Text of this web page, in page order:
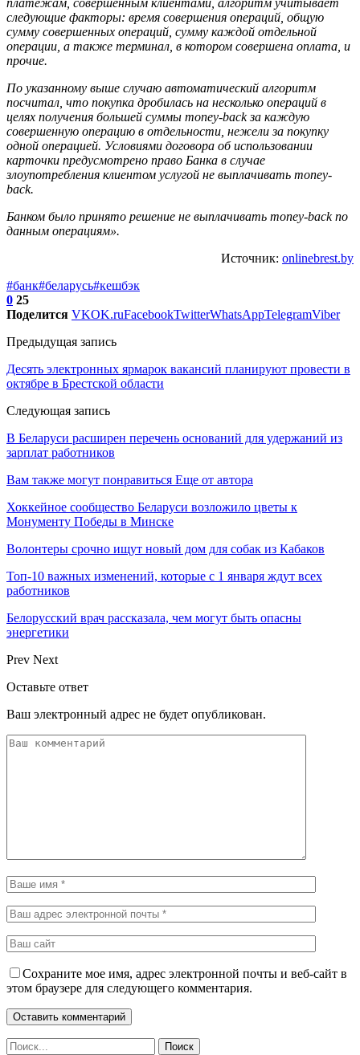
следующие факторы: время совершения операций, общую
сумму совершенных операций, сумму каждой отдельной
операции, а также терминал, в котором совершена оплата, и
прочие.
По указанному выше случаю автоматический алгоритм
посчитал, что покупка дробилась на несколько операций в
целях получения большей суммы money-back за каждую
совершенную операцию в отдельности, нежели за покупку
одной операцией. Условиями договора об использовании
карточки предусмотрено право Банка в случае
злоупотребления клиентом услугой не выплачивать money-
back.
Банком было принято решение не выплачивать money-back по
данным операциям».
Источник: onlinebrest.by
#банк#беларусь#кешбэк
0 25
Поделится VKOK.ruFacebookTwitterWhatsAppTelegramViber
Предыдущая запись
Десять электронных ярмарок вакансий планируют провести в
октябре в Брестской области
Следующая запись
В Беларуси расширен перечень оснований для удержаний из
зарплат работников
Вам также могут понравиться Еще от автора
Хоккейное сообщество Беларуси возложило цветы к
Монументу Победы в Минске
Волонтеры срочно ищут новый дом для собак из Кабаков
Топ-10 важных изменений, которые с 1 января ждут всех
работников
Белорусский врач рассказала, чем могут быть опасны
энергетики
Prev Next
Оставьте ответ
Ваш электронный адрес не будет опубликован.
Сохраните мое имя, адрес электронной почты и веб-сайт в
этом браузере для следующего комментария.